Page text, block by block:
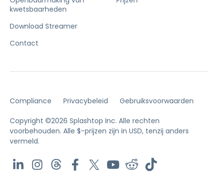
kwetsbaarheden
Download Streamer
Contact
Compliance Privacybeleid Gebruiksvoorwaarden
Copyright ©2026 Splashtop Inc. Alle rechten
voorbehouden. Alle $-prijzen zijn in USD, tenzij anders
vermeld.